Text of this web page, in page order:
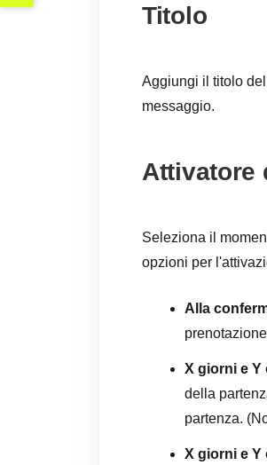
Titolo
Aggiungi il titolo
messaggio.
Attivatore
Seleziona il
opzioni per
Alla
X giorni e Y
della
partenza.
X giorni e Y